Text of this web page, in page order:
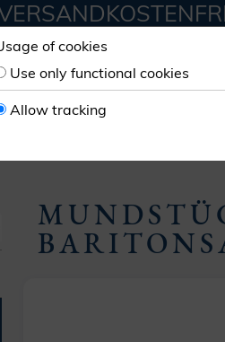
of cookies
Use only functional cookies
Allow tracking